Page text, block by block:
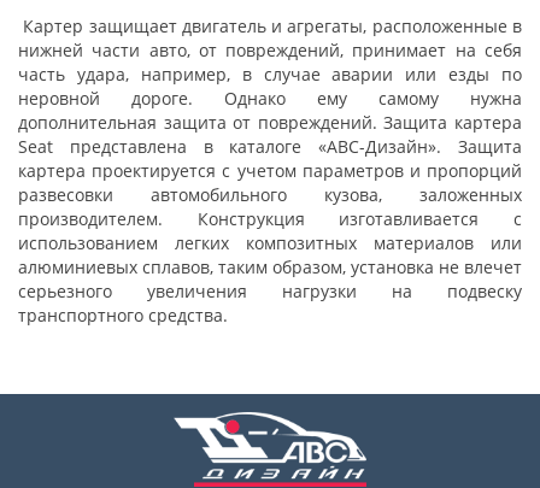
Картер защищает двигатель и агрегаты, расположенные в
нижней части авто, от повреждений, принимает на себя
часть удара, например, в случае аварии или езды по
неровной дороге. Однако ему самому нужна
дополнительная защита от повреждений. Защита картера
Seat представлена в каталоге «АВС-Дизайн». Защита
картера проектируется с учетом параметров и пропорций
развесовки автомобильного кузова, заложенных
производителем. Конструкция изготавливается с
использованием легких композитных материалов или
алюминиевых сплавов, таким образом, установка не влечет
серьезного увеличения нагрузки на подвеску
транспортного средства.